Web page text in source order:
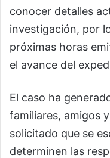
conocer detalles
investigación, por
próximas horas
el avance del
El caso ha
familiares, amigos
solicitado que se
determinen las